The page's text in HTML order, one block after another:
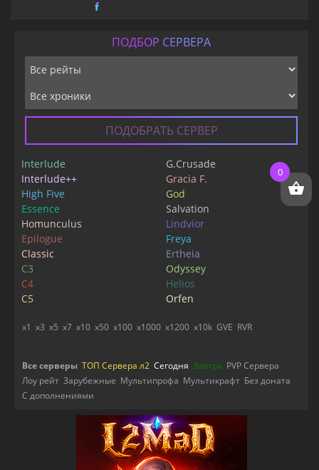
ПОДБОР СЕРВЕРА
ПОДОБРАТЬ СЕРВЕР
Interlude
Interlude++
High Five
Essence
Homunculus
Epilogue
Classic
C3
C4
C5
G.Crusade
Gracia F.
God
Salvation
Lindvior
Freya
Ertheia
Odyssey
Helios
Orfen
x1 x3 x5 x7 x10 x50 x100 x1000 x1200 x10k GVE RVR
Все серверы ТОП Сервера л2 Сегодня Завтра PVP Сервера
Лоу рейт Зарубежные Мультипрофа Мультикрафт Без доната
С дополнениями
0